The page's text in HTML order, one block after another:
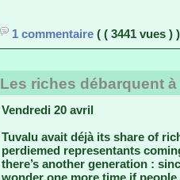
1 commentaire ( ( 3441 vues ) )
Les riches débarquent
Vendredi 20 avril
Tuvalu avait déjà its share of
perdiemed representants
there’s another generation :
wonder one more time if